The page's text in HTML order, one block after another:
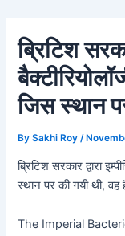
content
ब्रिटिश
जिस स्थान
BySakhi Roy /
ब्रिटिश सरकार द्वारा
स्थान पर की गयी थी, वह
The Imperial